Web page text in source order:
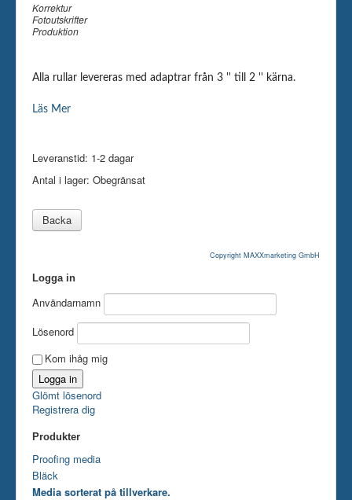
Korrektur
Fotoutskrifter
Produktion
Alla rullar levereras med adaptrar från 3 '' till 2 '' kärna.
Läs Mer
Leveranstid: 1-2 dagar
Antal i lager: Obegränsat
Copyright MAXXmarketing GmbH
Logga in
Användarnamn
Lösenord
Kom ihåg mig
Glömt lösenord
Registrera dig
Produkter
Proofing media
Bläck
Media sorterat på tillverkare.